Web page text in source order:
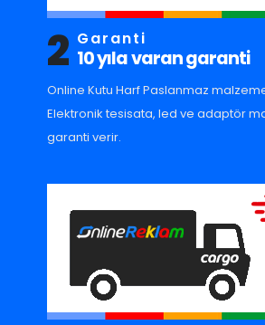
2 Garanti
10 yıla varan garanti
Online Kutu Harf Paslanmaz
Elektronik tesisata, led ve adaptör
garanti verir.